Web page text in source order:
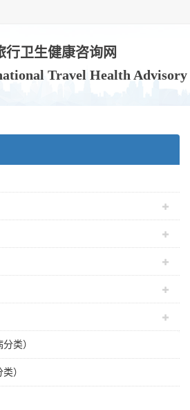
行卫生健康咨询网
Travel Health
类）
）